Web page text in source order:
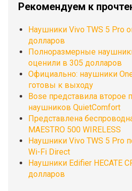
Рекомендуем к
Наушники Vivo TWS 5 Pro
долларов
Полноразмерные
оценили в 305 долларов
Официально: наушники
готовы к выходу
Bose представила второе
наушников QuietComfort
Представлена
MAESTRO 500 WIRELESS
Наушники Vivo TWS 5 Pro
Wi-Fi Direct
Наушники Edifier HECATE
долларов